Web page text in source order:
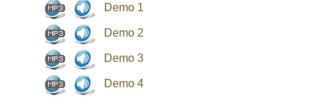
Demo 1
Demo 2
Demo 3
Demo 4